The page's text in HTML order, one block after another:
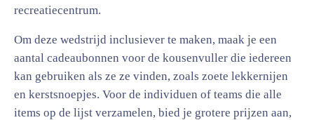
recreatiecentrum.
Om deze wedstrijd inclusiever te maken, maak je een
aantal cadeaubonnen voor de kousenvuller die iedereen
kan gebruiken als ze ze vinden, zoals zoete lekkernijen
en kerstsnoepjes. Voor de individuen of teams die alle
items op de lijst verzamelen, bied je grotere prijzen aan,